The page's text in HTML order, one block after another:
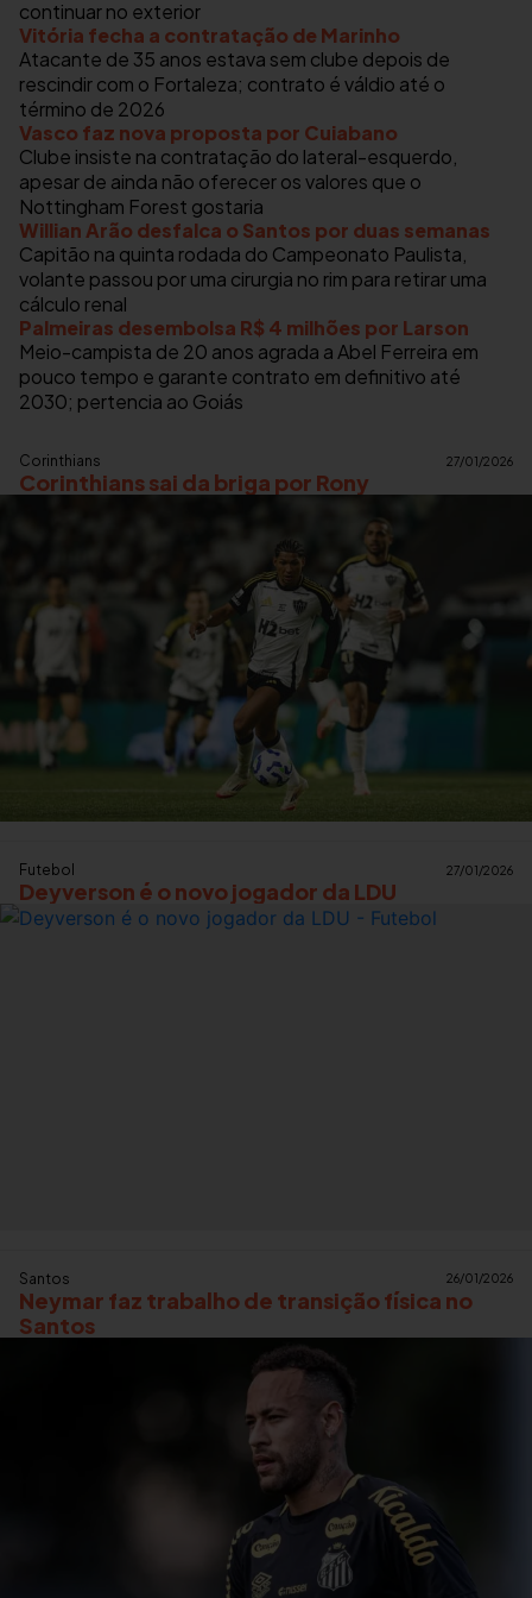
continuar no exterior
Vitória fecha a contratação de Marinho
Atacante de 35 anos estava sem clube depois de
rescindir com o Fortaleza; contrato é váldio até o
término de 2026
Vasco faz nova proposta por Cuiabano
Clube insiste na contratação do lateral-esquerdo,
apesar de ainda não oferecer os valores que o
Nottingham Forest gostaria
Willian Arão desfalca o Santos por duas semanas
Capitão na quinta rodada do Campeonato Paulista,
volante passou por uma cirurgia no rim para retirar uma
cálculo renal
Palmeiras desembolsa R$ 4 milhões por Larson
Meio-campista de 20 anos agrada a Abel Ferreira em
pouco tempo e garante contrato em definitivo até
2030; pertencia ao Goiás
Corinthians 27/01/2026
Corinthians sai da briga por Rony
Futebol 27/01/2026
Deyverson é o novo jogador da LDU
Santos 26/01/2026
Neymar faz trabalho de transição física no
Santos